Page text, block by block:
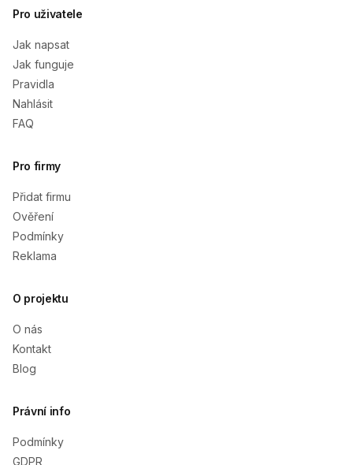
Pro uživatele
Jak napsat
Jak funguje
Pravidla
Nahlásit
FAQ
Pro firmy
Přidat firmu
Ověření
Podmínky
Reklama
O projektu
O nás
Kontakt
Blog
Právní info
Podmínky
GDPR